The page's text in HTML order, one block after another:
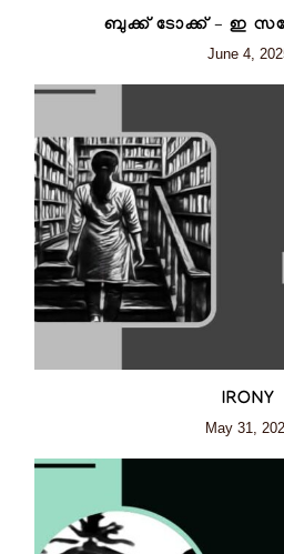
ബുക്ക് ടോക്ക് – ഇ
June 4,
IRONY
May 31,